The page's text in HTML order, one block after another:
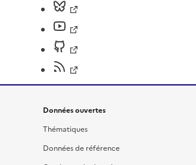
Données ouvertes
Thématiques
Données de référence